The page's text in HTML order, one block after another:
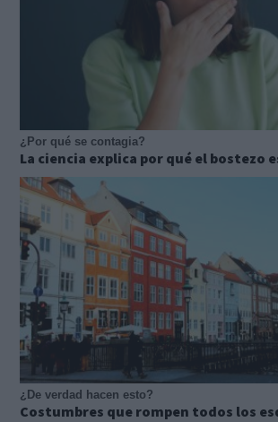
¿Por qué se contagia?
La ciencia explica por qué el bostezo
¿De verdad hacen esto?
Costumbres que rompen todos los